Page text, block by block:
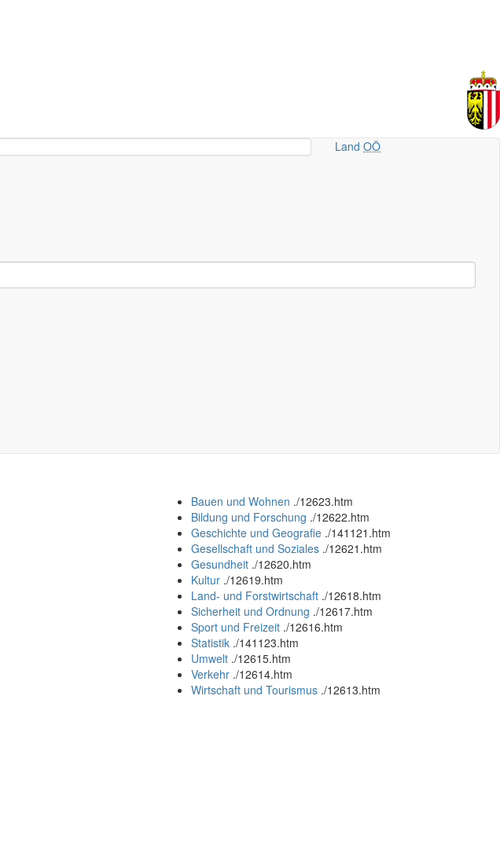
LandOÖ
Bauen und Wohnen ./12623.htm
Bildung und Forschung ./12622.htm
Geschichte und Geografie ./141121.htm
Gesellschaft und Soziales ./12621.htm
Gesundheit ./12620.htm
Kultur ./12619.htm
Land- und Forstwirtschaft ./12618.htm
Sicherheit und Ordnung ./12617.htm
Sport und Freizeit ./12616.htm
Statistik ./141123.htm
Umwelt ./12615.htm
Verkehr ./12614.htm
Wirtschaft und Tourismus ./12613.htm